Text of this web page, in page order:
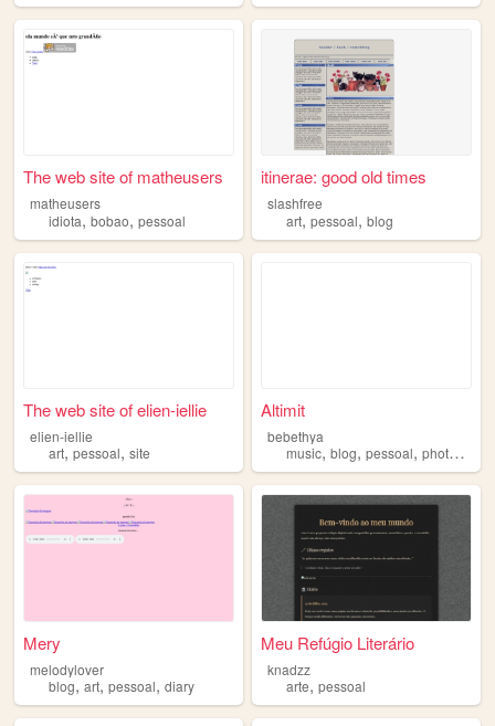
The web site of matheusers
matheusers
idiota, bobao, pessoal
itinerae: good old times
slashfree
art,pessoal,blog
The web site of elien-iellie
elien-iellie
art, pessoal, site
Altimit
bebethya
music,blog,pessoal,photography
Mery
melodylover
blog, art, pessoal, diary
Meu Refúgio Literário
knadzz
arte,pessoal